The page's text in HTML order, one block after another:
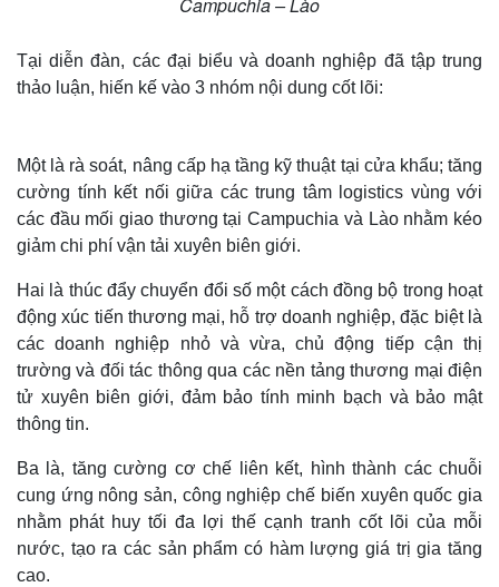
Thế giới
Quan sát
Cuộc sống đó đây
Hồ sơ
Multimedia
Video
Ảnh
E-Magazine
Campuchia – Lào
Tại diễn đàn, các đại biểu và doanh nghiệp đã tập trung
thảo luận, hiến kế vào 3 nhóm nội dung cốt lõi:
Một là rà soát, nâng cấp hạ tầng kỹ thuật tại cửa khẩu; tăng
cường tính kết nối giữa các trung tâm logistics vùng với
các đầu mối giao thương tại Campuchia và Lào nhằm kéo
giảm chi phí vận tải xuyên biên giới.
Hai là thúc đẩy chuyển đổi số một cách đồng bộ trong hoạt
động xúc tiến thương mại, hỗ trợ doanh nghiệp, đặc biệt là
các doanh nghiệp nhỏ và vừa, chủ động tiếp cận thị
trường và đối tác thông qua các nền tảng thương mại điện
tử xuyên biên giới, đảm bảo tính minh bạch và bảo mật
thông tin.
Ba là, tăng cường cơ chế liên kết, hình thành các chuỗi
cung ứng nông sản, công nghiệp chế biến xuyên quốc gia
nhằm phát huy tối đa lợi thế cạnh tranh cốt lõi của mỗi
nước, tạo ra các sản phẩm có hàm lượng giá trị gia tăng
cao.